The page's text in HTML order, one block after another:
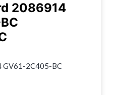
2086914
GV61-2C405-BC